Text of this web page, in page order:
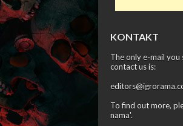
KONTAKT
The only e-mail you
contact us is:
To find out more,
nama'.